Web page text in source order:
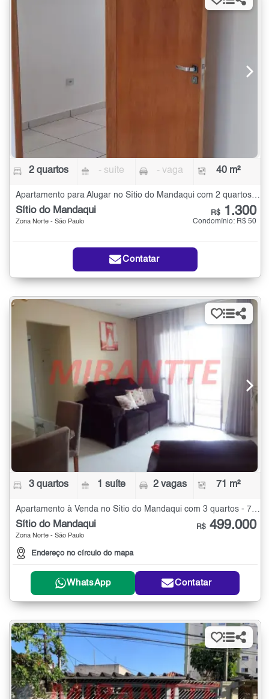
2 quartos - suíte - vaga 40 m²
Apartamento para Alugar no Sítio do Mandaqui com 2 quartos - 40 m²
Sítio do Mandaqui
Zona Norte - São Paulo
R$ 1.300
Condomínio: R$ 50
Contatar
3 quartos 1 suíte 2 vagas 71 m²
Sítio do Mandaqui
Zona Norte - São Paulo
Endereço no círculo do mapa
R$ 499.000
WhatsApp Contatar